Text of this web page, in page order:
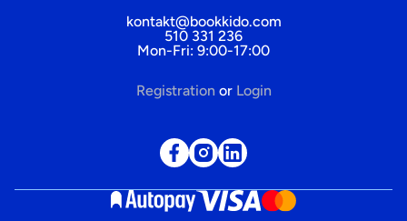
kontakt@bookkido.com
510 331 236
Mon-Fri: 9:00-17:00
Registration or Login